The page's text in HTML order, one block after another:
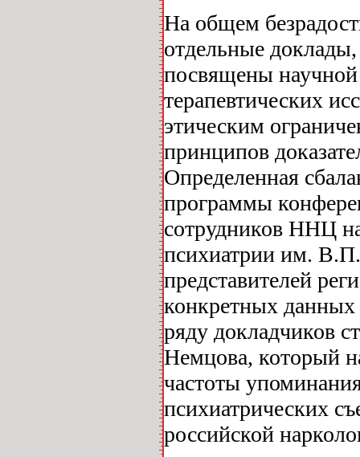
На общем
отдельные
посвящены научной
терапевтических
этическим
принципов
Определенная
программы
сотрудников ННЦ
психиатрии им.
представителей
конкретных данных
ряду докладчиков
Немцова, который
частоты
психиатрических
российской